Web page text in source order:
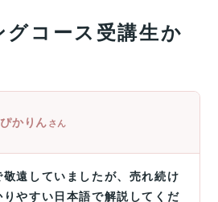
コース受講生か
ぴかりん さん
遠していましたが、売れ続け
やすい日本語で解説してくだ